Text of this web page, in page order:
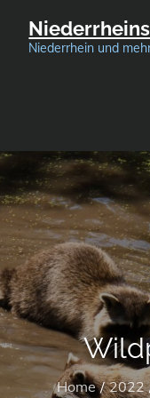
Niederrhein und
Home 2022